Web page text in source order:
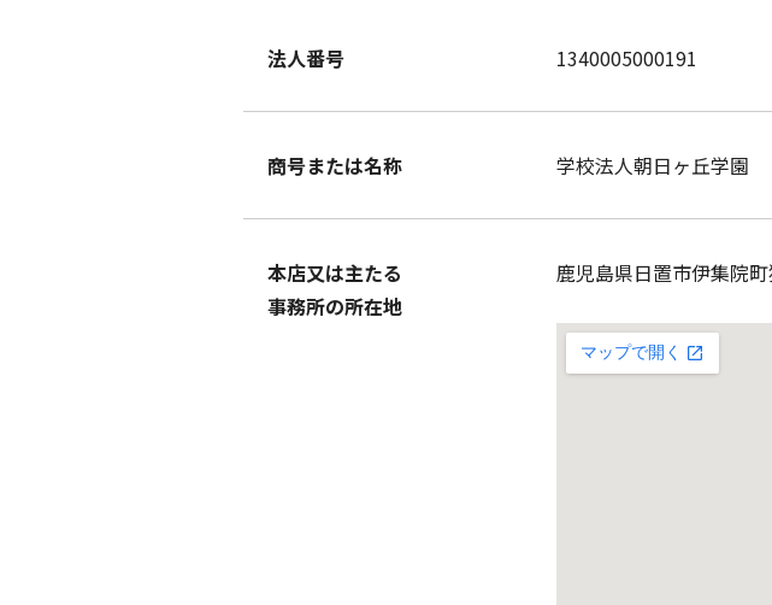
法人番号 1340005000191
商号または名称 学校法人朝日ヶ丘学園
本店又は主たる
事務所の所在地
鹿児島県日置市伊集院